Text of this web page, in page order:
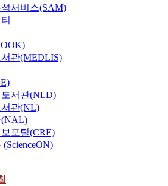
서비스(SAM)
관(MEDLIS)
서관(NLD)
관(NL)
(NAL)
포털(CRE)